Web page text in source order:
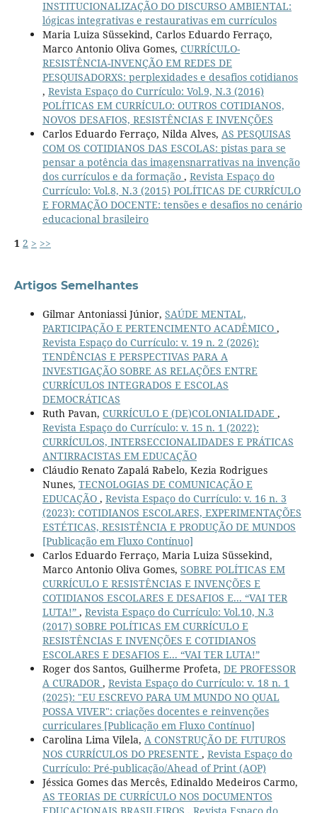
INSTITUCIONALIZAÇÃO DO DISCURSO AMBIENTAL:
lógicas integrativas e restaurativas em currículos
Maria Luiza Süssekind, Carlos Eduardo Ferraço,
Marco Antonio Oliva Gomes, CURRÍCULO-
RESISTÊNCIA-INVENÇÃO EM REDES DE
PESQUISADORXS: perplexidades e desafios cotidianos
, Revista Espaço do Currículo: Vol.9, N.3 (2016)
POLÍTICAS EM CURRÍCULO: OUTROS COTIDIANOS,
NOVOS DESAFIOS, RESISTÊNCIAS E INVENÇÕES
Carlos Eduardo Ferraço, Nilda Alves, AS PESQUISAS
COM OS COTIDIANOS DAS ESCOLAS: pistas para se
pensar a potência das imagensnarrativas na invenção
dos currículos e da formação , Revista Espaço do
Currículo: Vol.8, N.3 (2015) POLÍTICAS DE CURRÍCULO
E FORMAÇÃO DOCENTE: tensões e desafios no cenário
educacional brasileiro
1 2 > >>
Artigos Semelhantes
Gilmar Antoniassi Júnior, SAÚDE MENTAL,
PARTICIPAÇÃO E PERTENCIMENTO ACADÊMICO ,
Revista Espaço do Currículo: v. 19 n. 2 (2026):
TENDÊNCIAS E PERSPECTIVAS PARA A
INVESTIGAÇÃO SOBRE AS RELAÇÕES ENTRE
CURRÍCULOS INTEGRADOS E ESCOLAS
DEMOCRÁTICAS
Ruth Pavan, CURRÍCULO E (DE)COLONIALIDADE ,
Revista Espaço do Currículo: v. 15 n. 1 (2022):
CURRÍCULOS, INTERSECCIONALIDADES E PRÁTICAS
ANTIRRACISTAS EM EDUCAÇÃO
Cláudio Renato Zapalá Rabelo, Kezia Rodrigues
Nunes, TECNOLOGIAS DE COMUNICAÇÃO E
EDUCAÇÃO , Revista Espaço do Currículo: v. 16 n. 3
(2023): COTIDIANOS ESCOLARES, EXPERIMENTAÇÕES
ESTÉTICAS, RESISTÊNCIA E PRODUÇÃO DE MUNDOS
[Publicação em Fluxo Contínuo]
Carlos Eduardo Ferraço, Maria Luiza Süssekind,
Marco Antonio Oliva Gomes, SOBRE POLÍTICAS EM
CURRÍCULO E RESISTÊNCIAS E INVENÇÕES E
COTIDIANOS ESCOLARES E DESAFIOS E... “VAI TER
LUTA!” , Revista Espaço do Currículo: Vol.10, N.3
(2017) SOBRE POLÍTICAS EM CURRÍCULO E
RESISTÊNCIAS E INVENÇÕES E COTIDIANOS
ESCOLARES E DESAFIOS E... “VAI TER LUTA!”
Roger dos Santos, Guilherme Profeta, DE PROFESSOR
A CURADOR , Revista Espaço do Currículo: v. 18 n. 1
(2025): "EU ESCREVO PARA UM MUNDO NO QUAL
POSSA VIVER": criações docentes e reinvenções
curriculares [Publicação em Fluxo Contínuo]
Carolina Lima Vilela, A CONSTRUÇÃO DE FUTUROS
NOS CURRÍCULOS DO PRESENTE , Revista Espaço do
Currículo: Pré-publicação/Ahead of Print (AOP)
Jéssica Gomes das Mercês, Edinaldo Medeiros Carmo,
AS TEORIAS DE CURRÍCULO NOS DOCUMENTOS
EDUCACIONAIS BRASILEIROS , Revista Espaço do